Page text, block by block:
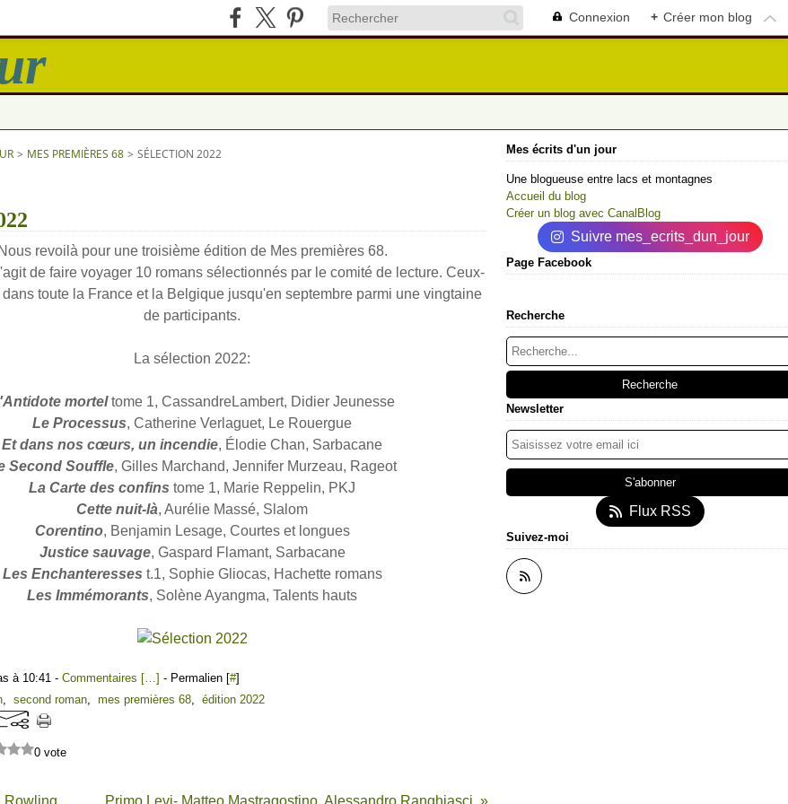
Connexion + Créer mon blog
> MES PREMIÈRES 68 > SÉLECTION 2022
Nous revoilà pour une troisième édition de Mes premières 68.
de faire voyager 10 romans sélectionnés par le comité de lecture. Ceux-
toute la France et la Belgique jusqu'en septembre parmi une vingtaine
de participants.
La sélection 2022:
morteltome 1, CassandreLambert, Didier Jeunesse
Le Processus, Catherine Verlaguet, Le Rouergue
Et dans nos cœurs, un incendie, Élodie Chan, Sarbacane
Second Souffle, Gilles Marchand, Jennifer Murzeau, Rageot
La Carte des confins tome 1, Marie Reppelin, PKJ
Cette nuit-là, Aurélie Massé, Slalom
Corentino, Benjamin Lesage, Courtes et longues
Justice sauvage, Gaspard Flamant, Sarbacane
Les Enchanteresses t.1, Sophie Gliocas, Hachette romans
Les Immémorants, Solène Ayangma, Talents hauts
à 10:41 - Commentaires […] - Permalien [#]
, second roman, mes premières 68, édition 2022
0 vote
Rowling Primo Levi- Matteo Mastragostino, Alessandro Ranghiasci
Mes écrits d'un jour
Une blogueuse entre lacs et montagnes
Accueil du blog
Créer un blog avec CanalBlog
Suivre mes_ecrits_dun_jour
Page Facebook
Recherche
Newsletter
Flux RSS
Suivez-moi